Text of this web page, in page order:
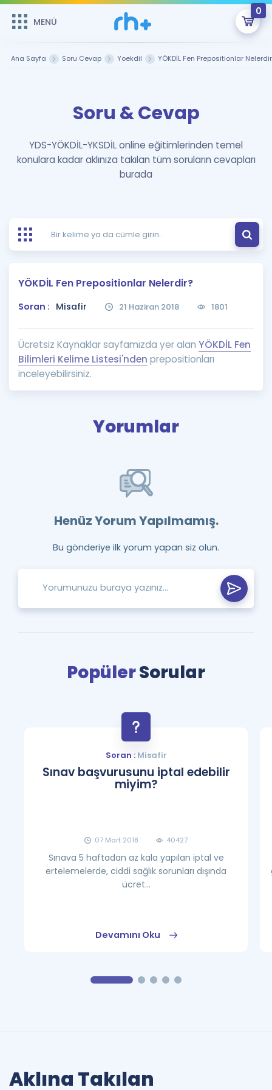
MENÜ
0
Şifremi Hatırlamıyorum
GİRİŞ YAP
Remzi Hoca ile seni sınava hazırlayacak onlarca eğitim seni
bekliyor!
MENÜ
Çalışma Paketleri
Kitaplar ve Kaynaklar
Ücretsiz Kaynaklar
Puan Hesaplama
Rehberlik Aracı
ÖSYM Sınav Takvimi
Kampanyalar
Blog
İngilizce Gramer
Blog
İngilizce Gramer
Hakkımızda
Ana Sayfa Soru Cevap Yoekdil YÖKDİL Fen Prepositionlar
Soru & Cevap
YDS-YÖKDİL-YKSDİL online eğitimlerinden temel
konulara kadar aklınıza takılan tüm soruların cevapları
burada
YÖKDİL Fen Prepositionlar Nelerdir?
Soran : Misafir 21 Haziran 2018 1801
Ücretsiz Kaynaklar sayfamızda yer alan YÖKDİL Fen
Bilimleri Kelime Listesi'nden prepositionları
inceleyebilirsiniz.
Yorumlar
Henüz Yorum Yapılmamış.
Bu gönderiye ilk yorum yapan siz olun.
PopülerSorular
Soran :Misafir
Sınav başvurusunu iptal edebilir
miyim?
07 Mart 2018 40427
Sınava 5 haftadan az kala yapılan iptal ve
ertelemelerde, ciddi sağlık sorunları dışında
ücret...
Devamını Oku
Aklına Takılan